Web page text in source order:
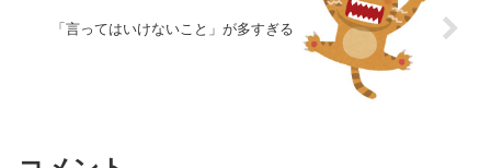
「言ってはいけないこと」が多すぎる